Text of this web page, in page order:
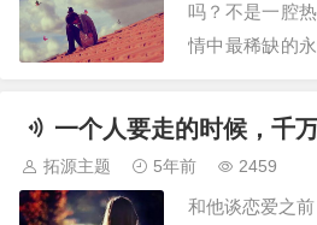
突然想明…
吗？不是一腔
情中最稀缺的
可言。上头是
很难。太多人
放下。可事实
就是自讨苦吃
一个人要走的时候，千
拓源主题 5年前 2459
和他谈恋爱之前